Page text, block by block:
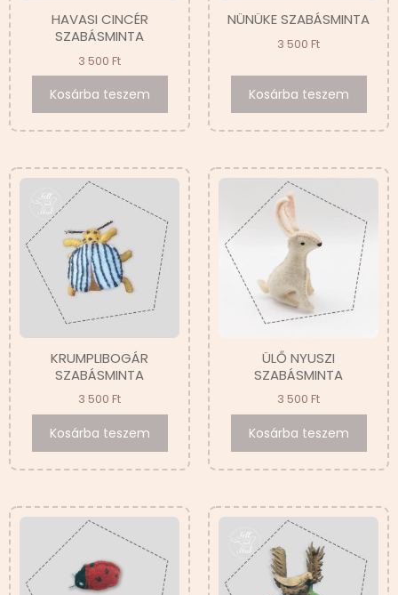
HAVASI CINCÉR
SZABÁSMINTA
3 500 Ft
Kosárba teszem
NÜNÜKE SZABÁSMINTA
3 500 Ft
Kosárba teszem
KRUMPLIBOGÁR
SZABÁSMINTA
3 500 Ft
Kosárba teszem
ÜLŐ NYUSZI
SZABÁSMINTA
3 500 Ft
Kosárba teszem